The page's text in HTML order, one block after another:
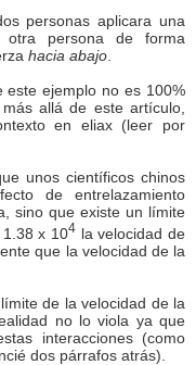
personas aplicara una
persona de forma
hacia abajo
este ejemplo no es 100%
allá de este artículo,
en eliax (leer por
unos científicos chinos
de entrelazamiento
sino que existe un límite
x 104la velocidad de
que la velocidad de la
de la velocidad de la
no lo viola ya que
interacciones (como
dos párrafos atrás).